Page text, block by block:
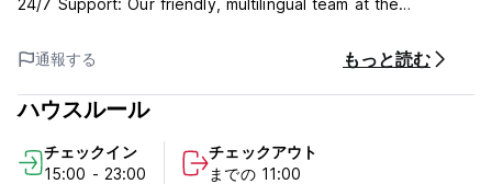
24/7 Support: Our friendly, multilingual team at the
is as comfortable and enjoyable as possible.
通報する もっと読む
ハウスルール
チェックイン
15:00 - 23:00
チェックアウト
までの 11:00